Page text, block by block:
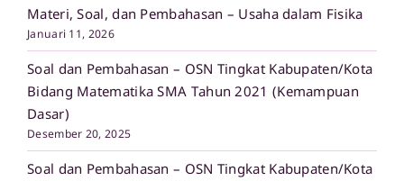
Materi, Soal, dan Pembahasan – Usaha dalam Fisika
Januari 11, 2026
Soal dan Pembahasan – OSN Tingkat Kabupaten/Kota
Bidang Matematika SMA Tahun 2021 (Kemampuan
Dasar)
Desember 20, 2025
Soal dan Pembahasan – OSN Tingkat Kabupaten/Kota